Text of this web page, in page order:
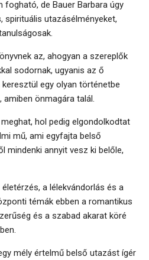
fogható, de Bauer Barbara úgy
spirituális utazásélményeket,
az, ahogyan a szereplők
sodornak, ugyanis az ő
egy olyan történetbe
önmagára talál.
hol pedig elgondolkodtat
mű, ami egyfajta belső
mindenki annyit vesz ki belőle,
a lélekvándorlás és a
témák ebben a romantikus
és a szabad akarat köré
mély értelmű belső utazást ígér